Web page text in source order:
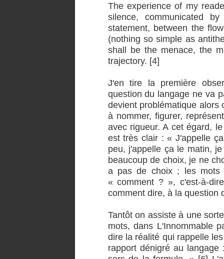
The experience of my
silence, communicated
statement, between the
(nothing so simple as
shall be the menace, the
trajectory. [4]
J'en tire la première
question du langage ne va
devient problématique
à nommer, figurer,
avec rigueur. A cet égard,
est très clair : « J'appelle
peu, j'appelle ça le matin,
beaucoup de choix, je ne
a pas de choix ; les mots
« comment ? », c'est-à-
comment dire, à la question
Tantôt on assiste à une
mots, dans L'Innommable
dire la réalité qui rappelle
rapport dénigré au